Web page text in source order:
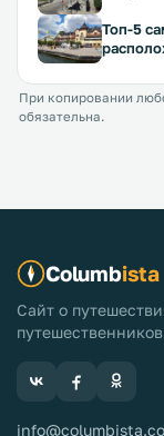
Топ-5
При копировании
обязательна.
Columbista
Сайт о